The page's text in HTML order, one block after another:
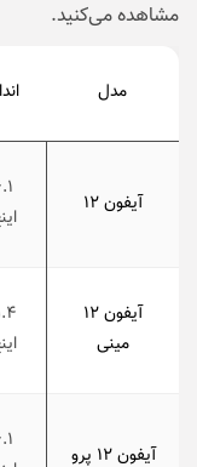
مشاهده می‌کنید.
مدل
آیفون ۱۲
آیفون ۱۲
مینی
آیفون ۱۲ پرو